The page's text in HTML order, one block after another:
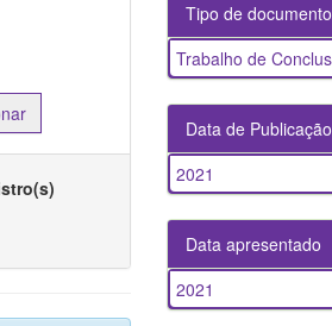
Tipo de documento
Trabalho de
Data de Publicação
2021
Data apresentado
2021